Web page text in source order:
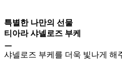
특별한 나만의 선물
티아라 샤넬로즈 부케
ㅡ
샤넬로즈 부케를 더욱 빛나게 해